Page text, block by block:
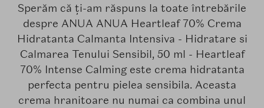
Sperăm că ți-am răspuns la toate întrebările
despre ANUA ANUA Heartleaf 70% Crema
Hidratanta Calmanta Intensiva - Hidratare si
Calmarea Tenului Sensibil, 50 ml - Heartleaf
70% Intense Calming este crema hidratanta
perfecta pentru pielea sensibila. Aceasta
crema hranitoare nu numai ca combina unul